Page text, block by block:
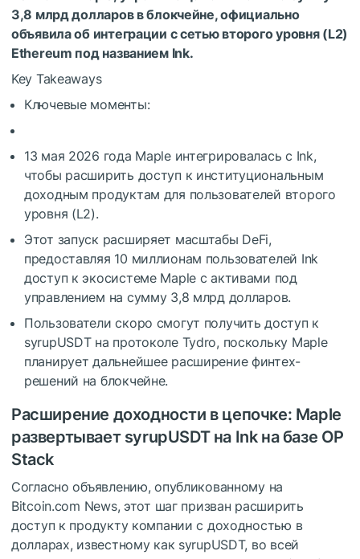
3,8 млрд долларов в блокчейне, официально
объявила об интеграции с сетью второго уровня (L2)
Ethereum под названием Ink.
Key Takeaways
Ключевые моменты:
13 мая 2026 года Maple интегрировалась с Ink,
чтобы расширить доступ к институциональным
доходным продуктам для пользователей второго
уровня (L2).
Этот запуск расширяет масштабы DeFi,
предоставляя 10 миллионам пользователей Ink
доступ к экосистеме Maple с активами под
управлением на сумму 3,8 млрд долларов.
Пользователи скоро смогут получить доступ к
syrupUSDT на протоколе Tydro, поскольку Maple
планирует дальнейшее расширение финтех-
решений на блокчейне.
Расширение доходности в цепочке: Maple
развертывает syrupUSDT на Ink на базе OP
Stack
Согласно объявлению, опубликованному на
Bitcoin.com News, этот шаг призван расширить
доступ к продукту компании с доходностью в
долларах, известному как syrupUSDT, во всей